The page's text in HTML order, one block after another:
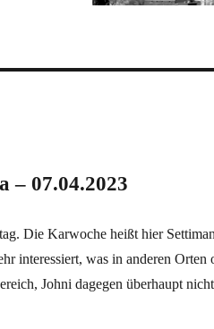
– 07.04.2023
Die Karwoche heißt hier
interessiert, was in anderen Orten
Johni dagegen überhaupt